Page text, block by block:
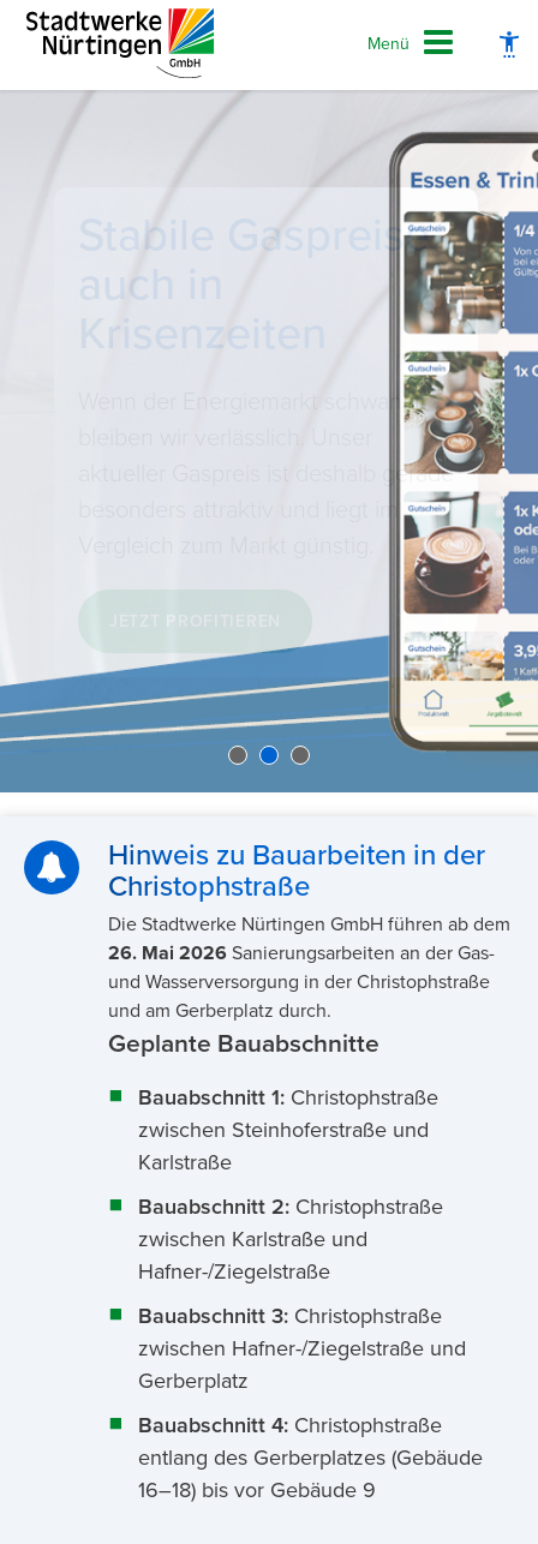
Menü
Jetzt von der
Angebotewelt der
SWN-App
Herunterladen und Gutscheinen
unserer lokalen Partner ganz einfach
Hinweis zu Bauarbeiten in der
Christophstraße
Die Stadtwerke Nürtingen GmbH führen ab dem
26. Mai 2026 Sanierungsarbeiten an der Gas-
und Wasserversorgung in der Christophstraße
und am Gerberplatz durch.
Geplante Bauabschnitte
Bauabschnitt 1: Christophstraße
zwischen Steinhoferstraße und
Karlstraße
Bauabschnitt 2: Christophstraße
zwischen Karlstraße und
Hafner-/Ziegelstraße
Bauabschnitt 3: Christophstraße
zwischen Hafner-/Ziegelstraße und
Gerberplatz
Bauabschnitt 4: Christophstraße
entlang des Gerberplatzes (Gebäude
16–18) bis vor Gebäude 9
Wortabstand vergrößern
Wortabstand verkleinern
Zeilenabstand vergrößern
Zeilenabstand verkleinern
Lesehilfe
Links unterstreichen
Animationen ausschalten
Hoher Kontrast